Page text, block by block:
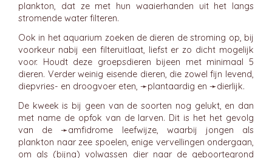
plankton, dat ze met hun waaierhanden uit het langs
stromende water filteren.
Ook in het aquarium zoeken de dieren de stroming op, bij
voorkeur nabij een filteruitlaat, liefst er zo dicht mogelijk
voor. Houdt deze groepsdieren bijeen met minimaal 5
dieren. Verder weinig eisende dieren, die zowel fijn levend,
diepvries- en droogvoer eten, ➛plantaardig en ➛dierlijk.
De kweek is bij geen van de soorten nog gelukt, en dan
met name de opfok van de larven. Dit is het het gevolg
van de ➛amfidrome leefwijze, waarbij jongen als
plankton naar zee spoelen, enige vervellingen ondergaan,
om als (bijna) volwassen dier naar de geboortegrond